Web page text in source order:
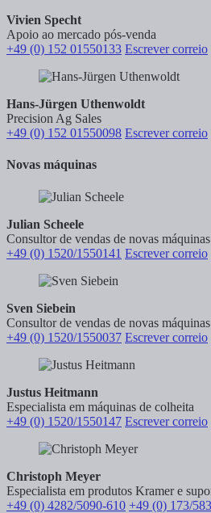
Vivien Specht
Apoio ao mercado pós-venda
+49 (0) 152 01550133 Escrever correio
Hans-Jürgen Uthenwoldt
Precision Ag Sales
+49 (0) 152 01550098 Escrever correio
Novas máquinas
Julian Scheele
Consultor de vendas de novas máquinas
+49 (0) 1520/1550141 Escrever correio
Sven Siebein
Consultor de vendas de novas máquinas
+49 (0) 1520/1550037 Escrever correio
Justus Heitmann
Especialista em máquinas de colheita
+49 (0) 1520/1550147 Escrever correio
Christoph Meyer
Especialista em produtos Kramer e
+49 (0) 4282/5090-610 +49 (0) 173/